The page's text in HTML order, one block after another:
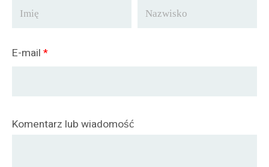
E-mail *
Komentarz lub wiadomość